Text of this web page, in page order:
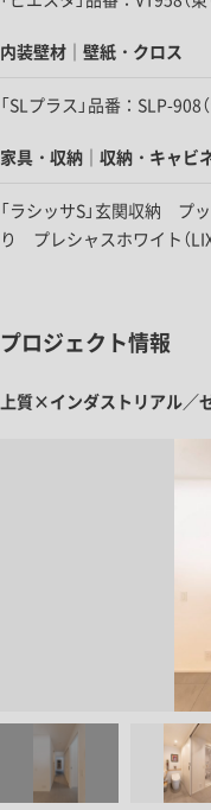
内装壁材｜壁紙・クロス
「SLプラス」品番：SLP-908
家具・収納｜収納・キャビ
「ラシッサS」玄関収納
り プレシャスホワイト（
プロジェクト情報
上質×インダストリアル／